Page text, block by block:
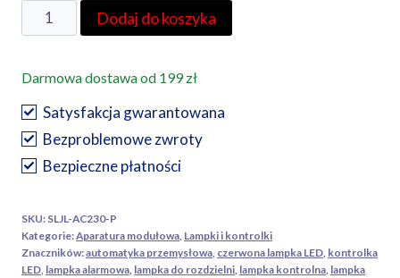
ilość
Tracon
lampka
sygnalizacyjna
LED,
czerwona
–
AC230-
P
Dodaj do koszyka
Darmowa dostawa od 199 zł
Satysfakcja gwarantowana
Bezproblemowe zwroty
Bezpieczne płatności
SKU: SLJL-AC230-P
Kategorie:Aparatura modułowa Lampki i kontrolki
Znaczników:automatyka przemysłowa czerwona lampka LED kontrolka
LED lampka alarmowa lampka do rozdzielni lampka kontrolna lampka